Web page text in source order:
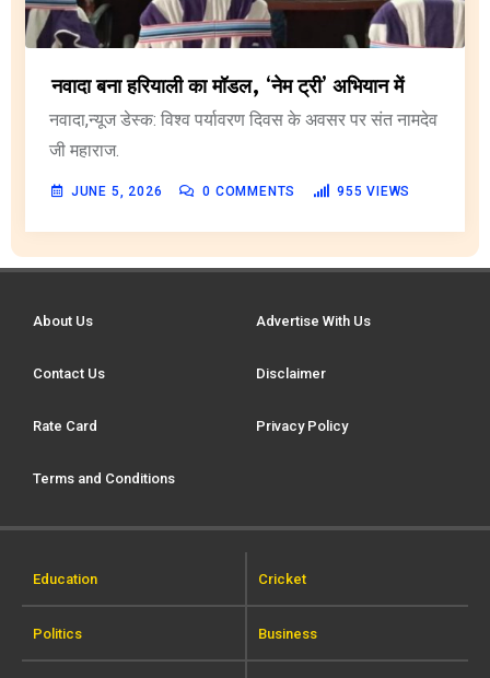
नवादा बना हरियाली का मॉडल, ‘नेम ट्री’ अभियान में
नवादा,न्यूज डेस्क: विश्व पर्यावरण दिवस के अवसर पर संत नामदेव
जी महाराज.
JUNE 5, 2026 0 COMMENTS 955 VIEWS
About Us Advertise With Us
Contact Us Disclaimer
Rate Card Privacy Policy
Terms and Conditions
Education Cricket
Politics Business